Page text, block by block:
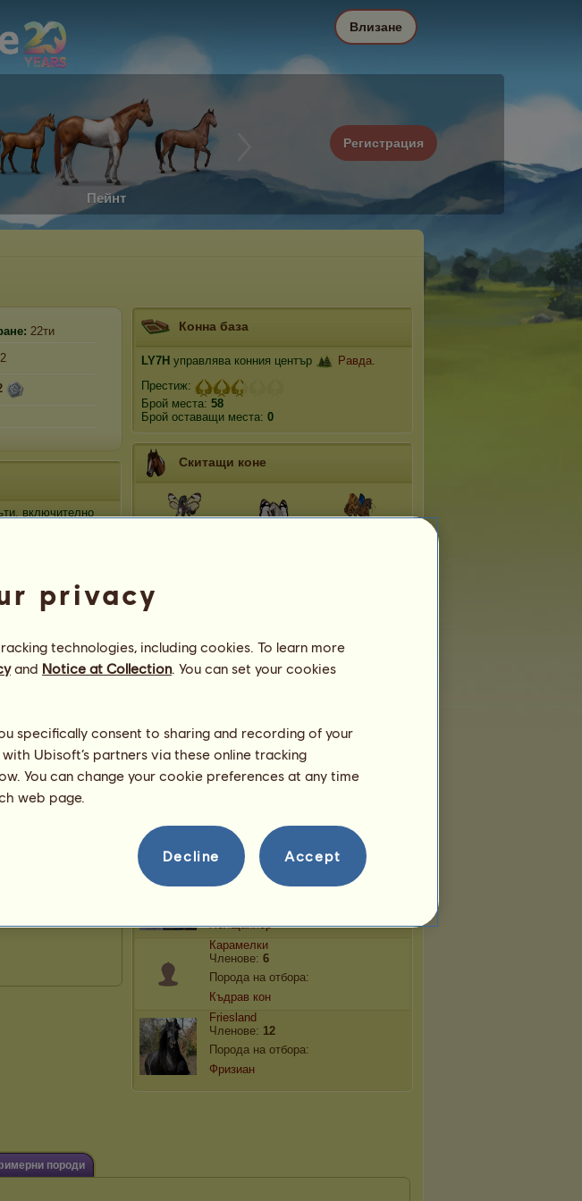
Пейнт
Регистрация
Влизане
22ти
включително
Конна база
LY7H управлява конния център Равда.
Престиж:
Брой места: 58
Брой оставащи места: 0
Скитащи коне
Икарова
Кардаминова
Отбори
LY7Hпринадлежи на4отбори:
Порода на отбора:
Конемара
Tιtaniυм
Членове:
Холщайнер
Карамелки
Членове: 6
Порода на отбора:
Къдрав кон
Friesland
Членове: 12
Порода на отбора:
Фризиан
породи
privacy
technologies, including cookies. To learn more
and Notice at Collection. You can set your cookies
specifically consent to sharing and recording of your
Ubisoft’s partners via these online tracking
You can change your cookie preferences at any time
web page.
Decline Accept